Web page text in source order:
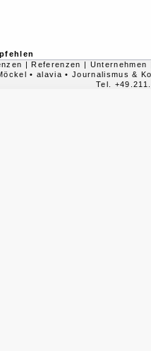
| Referenzen | Unternehmen
• alavia • Journalismus &
Tel.